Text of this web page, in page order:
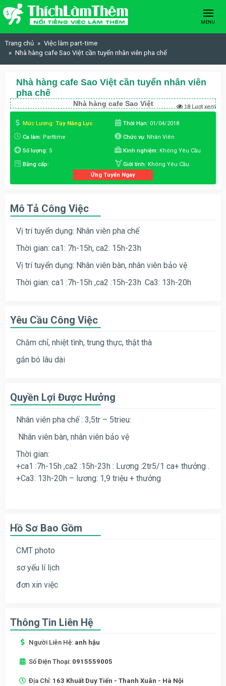
Skip to content
MENU
Trang chủ
Việc làm part-time
Nhà hàng cafe Sao Việt cần tuyển nhân viên pha chế
Nhà hàng cafe Sao Việt cần tuyển nhân viên
pha chế
Nhà hàng cafe Sao Việt 18 Lượt xem
Mức Lương: Tùy Năng Lực Thời Hạn: 01/04/2018
Ca làm: Parttime Chức vụ: Nhân Viên
Số lượng: 5 Kinh nghiệm: Không Yêu Cầu
Bằng cấp: Giới tính: Không Yêu Cầu
Ứng Tuyển Ngay
Mô Tả Công Việc
Vị trí tuyển dụng: Nhân viên pha chế
Thời gian: ca1: 7h-15h, ca2: 15h-23h
Vị trí tuyển dụng: Nhân viên bàn, nhân viên bảo vệ
Thời gian: ca1 :7h-15h ,ca2 :15h-23h .Ca3: 13h-20h
Yêu Cầu Công Việc
Chăm chỉ, nhiệt tình, trung thực, thật thà
gắn bó lâu dài
Quyền Lợi Được Hưởng
Nhân viên pha chế : 3,5tr – 5trieu:
Nhân viên bàn, nhân viên bảo vệ
Thời gian:
+ca1 :7h-15h ,ca2 :15h-23h : Lương :2tr5/1 ca+ thưởng .
+Ca3: 13h-20h – lương: 1,9 triệu + thưởng
Hồ Sơ Bao Gồm
CMT photo
sơ yếu lí lịch
đơn xin việc
Thông Tin Liên Hệ
Người Liên Hệ: anh hậu
Số Điện Thoại: 0915559005
Địa Chỉ: 163 Khuất Duy Tiến - Thanh Xuân - Hà Nội